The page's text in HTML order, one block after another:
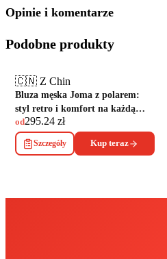
Opinie i komentarze
Podobne produkty
🇨🇳 Z Chin
Bluza męska Joma z polarem:
styl retro i komfort na każdą
pogodę
od295.24 zł
Szczegóły Kup teraz